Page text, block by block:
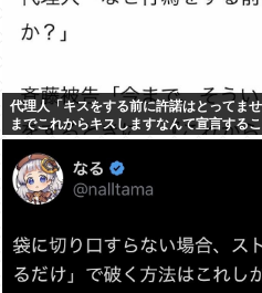
代理人「キスをする前に許諾はとってま
までこれからキスしますなんて宣言する